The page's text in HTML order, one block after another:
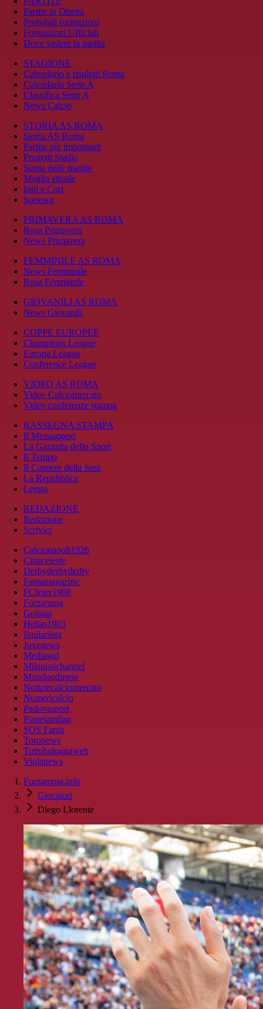
Partite in Diretta
Probabili formazioni
Formazioni Ufficiali
Dove vedere la partita
STAGIONE
Calendario e risultati Roma
Calendario Serie A
Classifica Serie A
News Calcio
STORIA AS ROMA
Storia AS Roma
Partite più importanti
Progetti Stadio
Storia delle maglie
Maglia attuale
Inni e Cori
Sponsor
PRIMAVERA AS ROMA
Rosa Primavera
News Primavera
FEMMINILE AS ROMA
News Femminile
Rosa Femminile
GIOVANILI AS ROMA
News Giovanili
COPPE EUROPEE
Champions League
Europa League
Conference League
VIDEO AS ROMA
Video Calciomercato
Video conferenze stampa
RASSEGNA STAMPA
Il Messaggero
La Gazzetta dello Sport
Il Tempo
Il Corriere della Sera
La Repubblica
Leggo
REDAZIONE
Redazione
Scrivici
Calcionapoli1926
Cittaceleste
Derbyderbyderby
Fantamagazine
FCInter1908
Forzaroma
Golssip
Hellas1903
Ilmilanista
Juvenews
Mediagol
Milanistichannel
Mondoudinese
Notiziecalciomercato
Numericalcio
Padovasport
Pianetamilan
SOS Fanta
Toronews
Tuttobolognaweb
Violanews
Forzaroma.info
Giocatori
Diego Llorente